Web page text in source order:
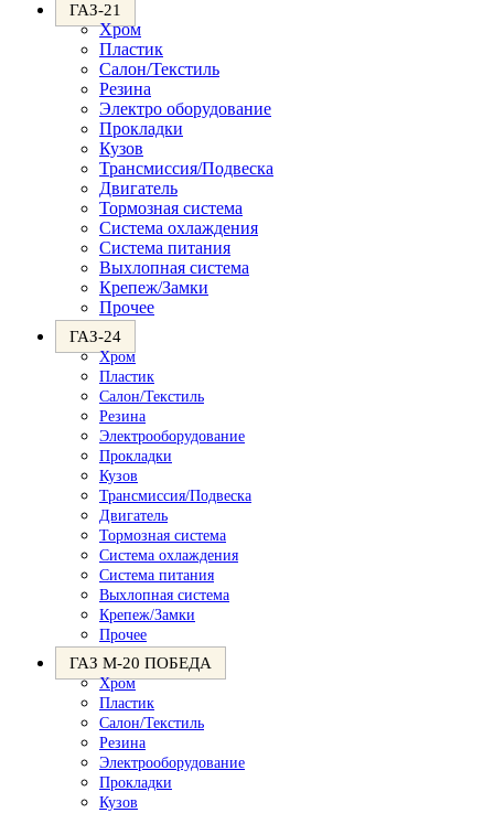
ГАЗ-21
Хром
Пластик
Салон/Текстиль
Резина
Электро оборудование
Прокладки
Кузов
Трансмиссия/Подвеска
Двигатель
Тормозная система
Система охлаждения
Система питания
Выхлопная система
Крепеж/Замки
Прочее
ГАЗ-24
Хром
Пластик
Салон/Текстиль
Резина
Электрооборудование
Прокладки
Кузов
Трансмиссия/Подвеска
Двигатель
Тормозная система
Система охлаждения
Система питания
Выхлопная система
Крепеж/Замки
Прочее
ГАЗ М-20 ПОБЕДА
Хром
Пластик
Салон/Текстиль
Резина
Электрооборудование
Прокладки
Кузов